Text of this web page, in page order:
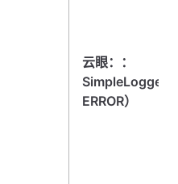
云眼：：
ERROR）